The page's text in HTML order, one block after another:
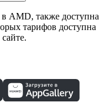
AMD, также доступна
тарифов доступна